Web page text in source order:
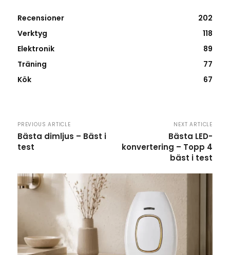
Recensioner
202
Verktyg
118
Elektronik
89
Träning
77
Kök
67
PREVIOUS ARTICLE
Bästa dimljus – Bäst i
test
NEXT ARTICLE
Bästa LED-
konvertering – Topp 4
bäst i test